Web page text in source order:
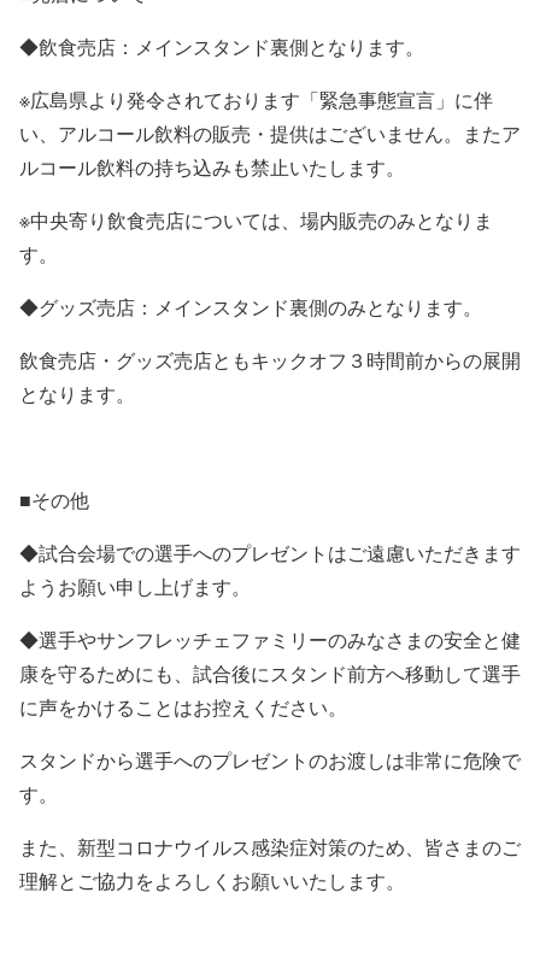
◆飲食売店：メインスタンド裏側となります。
※広島県より発令されております「緊急事態宣言」に伴
い、アルコール飲料の販売・提供はございません。またア
ルコール飲料の持ち込みも禁止いたします。
※中央寄り飲食売店については、場内販売のみとなりま
す。
◆グッズ売店：メインスタンド裏側のみとなります。
飲食売店・グッズ売店ともキックオフ３時間前からの展開
となります。
■その他
◆試合会場での選手へのプレゼントはご遠慮いただきます
ようお願い申し上げます。
◆選手やサンフレッチェファミリーのみなさまの安全と健
康を守るためにも、試合後にスタンド前方へ移動して選手
に声をかけることはお控えください。
スタンドから選手へのプレゼントのお渡しは非常に危険で
す。
また、新型コロナウイルス感染症対策のため、皆さまのご
理解とご協力をよろしくお願いいたします。